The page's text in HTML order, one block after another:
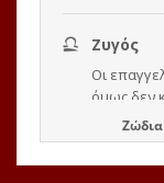
Ζώδια